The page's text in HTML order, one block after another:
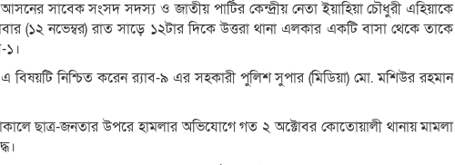
সাবেক সংসদ সদস্য ও জাতীয় পার্টির কেন্দ্রীয় নেতা ইয়াহিয়া চৌধুরী এহিয়াকে
(১২ নভেম্বর) রাত সাড়ে ১২টার দিকে উত্তরা থানা এলকার একটি বাসা থেকে তাকে
১।
বিষয়টি নিশ্চিত করেন র‍্যাব-৯ এর সহকারী পুলিশ সুপার (মিডিয়া) মো. মশিউর রহমান
ছাত্র-জনতার উপরে হামলার অভিযোগে গত ২ অক্টোবর কোতোয়ালী থানায় মামলা